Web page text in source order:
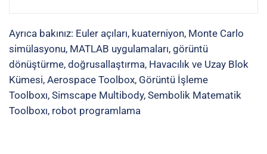
Ayrıca bakınız: Euler açıları, kuaterniyon, Monte Carlo
simülasyonu, MATLAB uygulamaları, görüntü
dönüştürme, doğrusallaştırma, Havacılık ve Uzay Blok
Kümesi, Aerospace Toolbox, Görüntü İşleme
Toolboxı, Simscape Multibody, Sembolik Matematik
Toolboxı, robot programlama